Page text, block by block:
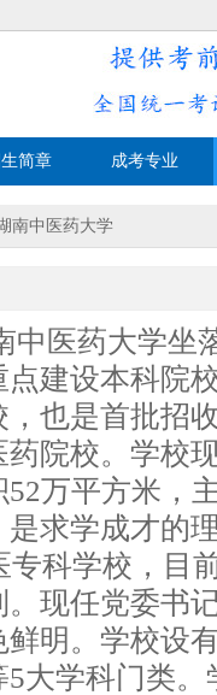
简章 成考专业
南中医药大学
药大学坐落
点建设本科院
，也是首批招
药院校。学校
52万平方米，
求学成才的
专科学校，目
现任党委书
明。学校设
大学科门类